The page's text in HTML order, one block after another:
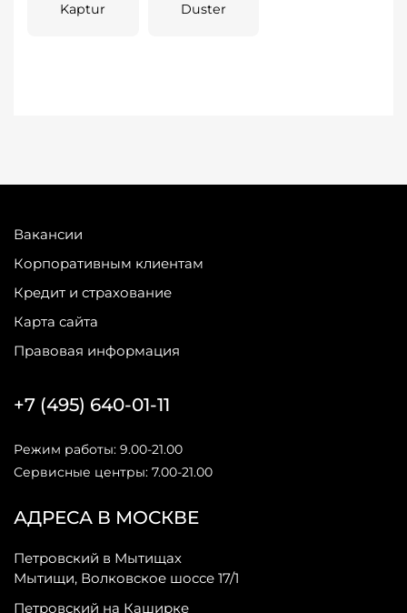
Kaptur Duster
Вакансии
Корпоративным клиентам
Кредит и страхование
Карта сайта
Правовая информация
АДРЕСА В МОСКВЕ
Петровский в Мытищах
Мытищи, Волковское шоссе 17/1
Петровский на Каширке
+7 (495) 640-01-11
Режим работы: 9.00-21.00
Сервисные центры: 7.00-21.00